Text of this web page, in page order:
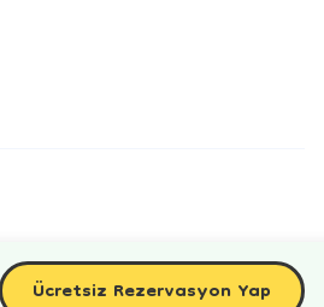
Ücretsiz Rezervasyon Yap